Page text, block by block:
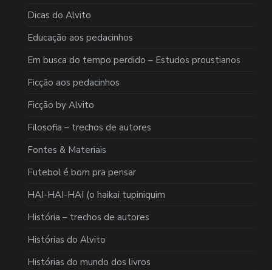
Dicas do Alvito
Educação aos pedacinhos
Em busca do tempo perdido – Estudos proustianos
Ficção aos pedacinhos
Ficção by Alvito
Filosofia – trechos de autores
Fontes & Materiais
Futebol é bom pra pensar
HAI-HAI-HAI (o haikai tupiniquim
História – trechos de autores
Histórias do Alvito
Histórias do mundo dos livros